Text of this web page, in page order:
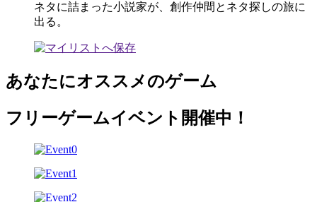
ネタに詰まった小説家が、創作仲間とネタ探しの旅に
出る。
あなたにオススメのゲーム
フリーゲームイベント開催中！